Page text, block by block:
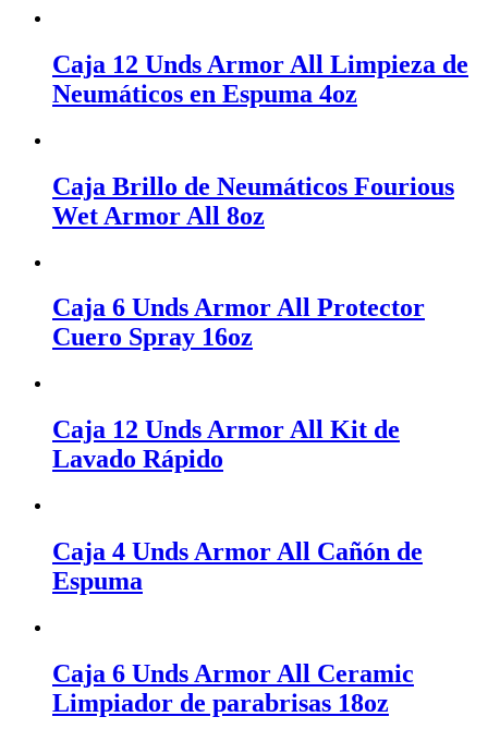
Caja 12 Unds Armor All Limpieza de
Neumáticos en Espuma 4oz
Caja Brillo de Neumáticos Fourious
Wet Armor All 8oz
Caja 6 Unds Armor All Protector
Cuero Spray 16oz
Caja 12 Unds Armor All Kit de
Lavado Rápido
Caja 4 Unds Armor All Cañón de
Espuma
Caja 6 Unds Armor All Ceramic
Limpiador de parabrisas 18oz